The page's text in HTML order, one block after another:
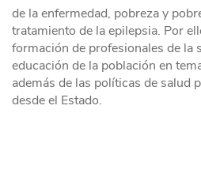
de la enfermedad, pobreza y
tratamiento de la epilepsia. Por
formación de profesionales de la
educación de la población en
además de las políticas de salud
desde el Estado.